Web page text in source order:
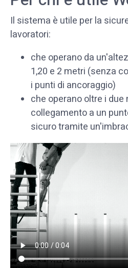
Il sistema è utile per la
lavoratori:
che operano da
1,20 e 2 metri (senza
i punti di ancoraggio)
che operano oltre i due
collegamento a un
sicuro tramite